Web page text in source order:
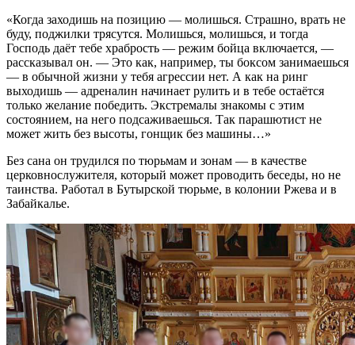
«Когда заходишь на позицию — молишься. Страшно, врать не
буду, поджилки трясутся. Молишься, молишься, и тогда
Господь даёт тебе храбрость — режим бойца включается, —
рассказывал он. — Это как, например, ты боксом занимаешься
— в обычной жизни у тебя агрессии нет. А как на ринг
выходишь — адреналин начинает рулить и в тебе остаётся
только желание победить. Экстремалы знакомы с этим
состоянием, на него подсаживаешься. Так парашютист не
может жить без высоты, гонщик без машины…»
Без сана он трудился по тюрьмам и зонам — в качестве
церковнослужителя, который может проводить беседы, но не
таинства. Работал в Бутырской тюрьме, в колонии Ржева и в
Забайкалье.